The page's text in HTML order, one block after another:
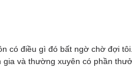
có điều gì đó bất ngờ chờ đợi
và thường xuyên có phần